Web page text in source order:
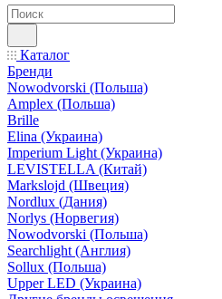
Каталог
Бренди
Nowodvorski (Польша)
Amplex (Польша)
Brille
Elina (Украина)
Imperium Light (Украина)
LEVISTELLA (Китай)
Markslojd (Швеция)
Nordlux (Дания)
Norlys (Норвегия)
Nowodvorski (Польша)
Searchlight (Англия)
Sollux (Польша)
Upper LED (Украина)